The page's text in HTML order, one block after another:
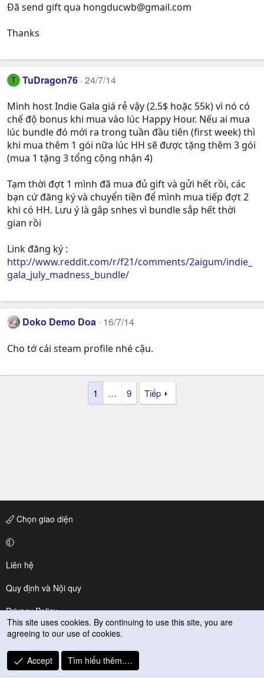
Đã send gift qua hongducwb@gmail.com
Thanks
T TuDragon76 24/7/14
Mình host Indie Gala giá rẻ vậy (2.5$ hoặc 55k) vì nó có
chế độ bonus khi mua vào lúc Happy Hour. Nếu ai mua
lúc bundle đó mới ra trong tuần đầu tiên (first week) thì
khi mua thêm 1 gói nữa lúc HH sẽ được tặng thêm 3 gói
(mua 1 tặng 3 tổng cộng nhận 4)
Tạm thời đợt 1 mình đã mua đủ gift và gửi hết rồi, các
bạn cứ đăng ký và chuyển tiền để mình mua tiếp đợt 2
khi có HH. Lưu ý là gâp snhes vì bundle sắp hết thời
gian rồi
Link đăng ký :
http://www.reddit.com/r/f21/comments/2aigum/indie_
gala_july_madness_bundle/
Doko Demo Doa 16/7/14
Cho tớ cái steam profile nhé cậu.
1 … 9 Tiếp
Chọn giao diện
Liên hệ
Quy định và Nội quy
Privacy Policy
Trợ giúp
R
S
This site uses cookies. By continuing to use this site, you are
agreeing to our use of cookies.
Accept Tìm hiểu thêm.…